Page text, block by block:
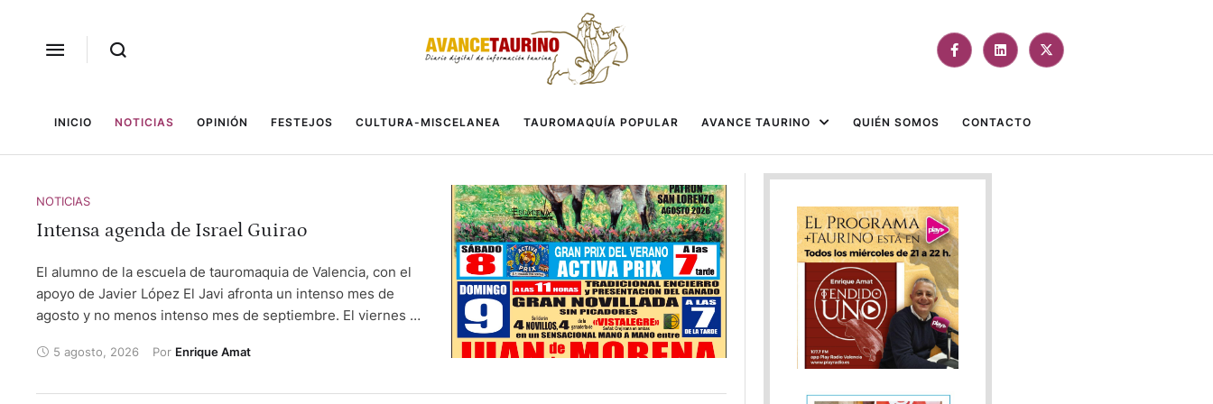
INICIO NOTICIAS OPINIÓN FESTEJOS CULTURA-MISCELANEA TAUROMAQUÍA POPULAR AVANCE TAURINO QUIÉN SOMOS CONTACTO
NOTICIAS
Intensa agenda de Israel Guirao
El alumno de la escuela de tauromaquia de Valencia, con el
apoyo de Javier López El Javi afronta un intenso mes de
agosto y no menos intenso mes de septiembre. El viernes 7
domingo 9 hará el paseíllo en la localidad jienense de
5 agosto, 2026 Por Enrique Amat